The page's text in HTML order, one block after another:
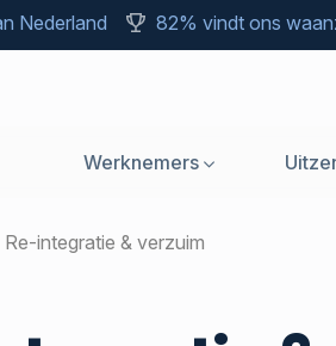
Nederland 82% vindt ons
Werknemers
Re-integratie & verzuim